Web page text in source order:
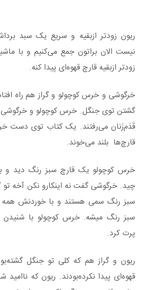
ریون زودتر ازبقیه و سریع یک سبد
نیست الان براتون جمع می‌کنیم و با
زودتر ازبقیه قارچ قهوه‌ای پیدا کنه.
خرگوشی و خرس کوچولو و گراز هم راه
گشتن توی جنگل. خرس کوچولو و خرگوشی
قَدَم‌زَنان می‌رفتند. یک کتاب توی دست
قارچ‌ها بلند می‌خوند.
خرس کوچولو یک قارچ سبز رنگ دید و
چید. خرگوشی گفت نه اینکارو نکن آخه
سبز رنگ سمی هستند و با خوردنش همه
سبز رنگ میشه. خرس کوچولو با شنیدن
پرت کرد.
ریون و گراز هم که کلی تو جنگل
قهوه‌ای پیدا نکرده‌بودند. ریون که ناامید